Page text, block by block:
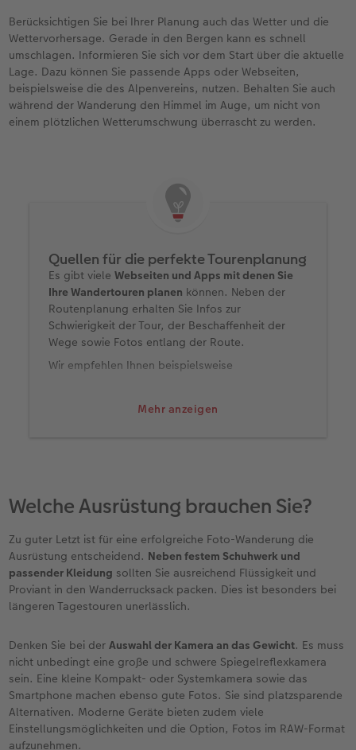
Berücksichtigen Sie bei Ihrer Planung auch das Wetter und die
Wettervorhersage. Gerade in den Bergen kann es schnell
umschlagen. Informieren Sie sich vor dem Start über die aktuelle
Lage. Dazu können Sie passende Apps oder Webseiten,
beispielsweise die des Alpenvereins, nutzen. Behalten Sie auch
während der Wanderung den Himmel im Auge, um nicht von
einem plötzlichen Wetterumschwung überrascht zu werden.
Mehr anzeigen
Quellen für die perfekte Tourenplanung
Es gibt vieleWebseiten und Apps mit denen Sie
Ihre Wandertouren planen können. Neben der
Routenplanung erhalten Sie Infos zur
Schwierigkeit der Tour, der Beschaffenheit der
Wege sowie Fotos entlang der Route.
Wir empfehlen Ihnen beispielsweise
bergfex.at + App
Welche Ausrüstung brauchen Sie?
Zu guter Letzt ist für eine erfolgreiche Foto-Wanderung die
Ausrüstung entscheidend. Neben festem Schuhwerk und
passender Kleidung sollten Sie ausreichend Flüssigkeit und
Proviant in den Wanderrucksack packen. Dies ist besonders bei
längeren Tagestouren unerlässlich.
Denken Sie bei derAuswahl der Kamera an das Gewicht. Es muss
nicht unbedingt eine große und schwere Spiegelreflexkamera
sein. Eine kleine Kompakt- oder Systemkamera sowie das
Smartphone machen ebenso gute Fotos. Sie sind platzsparende
Alternativen. Moderne Geräte bieten zudem viele
Einstellungsmöglichkeiten und die Option, Fotos im RAW-Format
aufzunehmen.